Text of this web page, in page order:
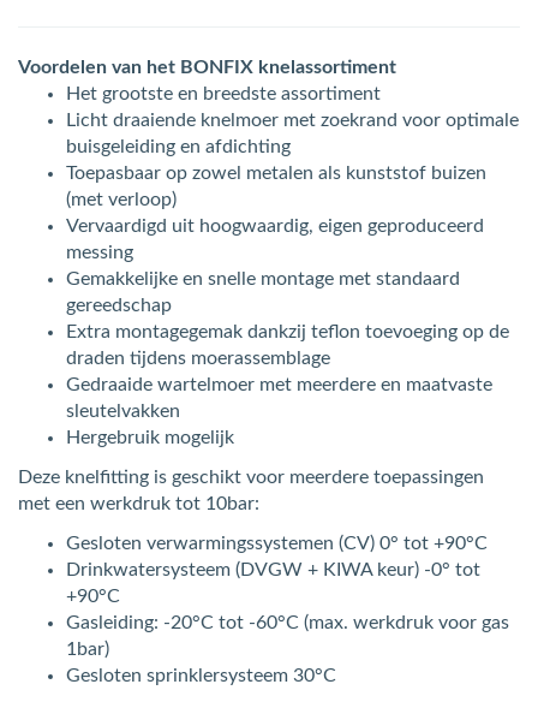
Voordelen van het BONFIX knelassortiment
Het grootste en breedste assortiment
Licht draaiende knelmoer met zoekrand voor optimale
buisgeleiding en afdichting
Toepasbaar op zowel metalen als kunststof buizen
(met verloop)
Vervaardigd uit hoogwaardig, eigen geproduceerd
messing
Gemakkelijke en snelle montage met standaard
gereedschap
Extra montagegemak dankzij teflon toevoeging op de
draden tijdens moerassemblage
Gedraaide wartelmoer met meerdere en maatvaste
sleutelvakken
Hergebruik mogelijk
Deze knelfitting is geschikt voor meerdere toepassingen
met een werkdruk tot 10bar:
Gesloten verwarmingssystemen (CV) 0° tot +90°C
Drinkwatersysteem (DVGW + KIWA keur) -0° tot
+90°C
Gasleiding: -20°C tot -60°C (max. werkdruk voor gas
1bar)
Gesloten sprinklersysteem 30°C